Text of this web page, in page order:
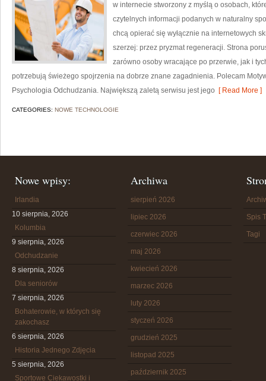
w internecie stworzony z myślą o osobach,
czytelnych informacji podanych w naturalny
chcą opierać się wyłącznie na internetowych
szerzej: przez pryzmat regeneracji. Strona
zarówno osoby wracające po przerwie, jak i
potrzebują świeżego spojrzenia na dobrze znane zagadnienia. Polecam
Psychologia Odchudzania. Największą zaletą serwisu jest jego [ Read More ]
CATEGORIES: NOWE TECHNOLOGIE
Nowe wpisy:
Irlandia
10 sierpnia, 2026
Kolumbia
9 sierpnia, 2026
Odchudzanie
8 sierpnia, 2026
Dla seniorów
7 sierpnia, 2026
Bohaterowie, w których się
zakochasz
6 sierpnia, 2026
Historia Jednego Zdjęcia
5 sierpnia, 2026
Sportowe Ciekawostki i
Archiwa
sierpień 2026
lipiec 2026
czerwiec 2026
maj 2026
kwiecień 2026
marzec 2026
luty 2026
styczeń 2026
grudzień 2025
listopad 2025
październik 2025
Spis
Tagi